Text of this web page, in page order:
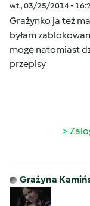
wt., 03/25/2014 -
Grażynko ja też
byłam
mogę natomiast
przepisy
Grażyna